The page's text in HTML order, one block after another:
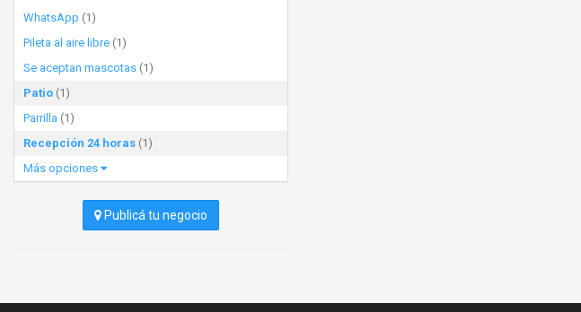
WhatsApp (1)
Pileta al aire libre (1)
Se aceptan mascotas (1)
Patio (1)
Parrilla (1)
Recepción 24 horas (1)
Más opciones
Publicá tu negocio